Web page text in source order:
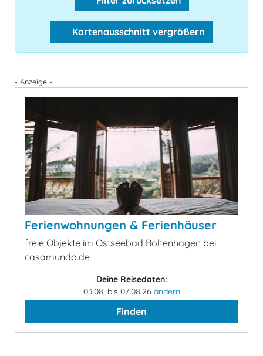
Kartenausschnitt vergrößern
- Anzeige -
Ferienwohnungen & Ferienhäuser
freie Objekte im Ostseebad Boltenhagen bei
casamundo.de
Deine Reisedaten:
03.08. bis 07.08.26 ändern
Finden